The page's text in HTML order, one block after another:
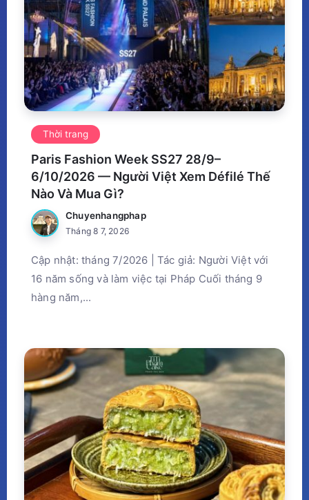
Thời trang
Paris Fashion Week SS27 28/9–
6/10/2026 — Người Việt Xem Défilé Thế
Nào Và Mua Gì?
Chuyenhangphap
Tháng 8 7, 2026
Cập nhật: tháng 7/2026 | Tác giả: Người Việt với
16 năm sống và làm việc tại Pháp Cuối tháng 9
hàng năm,...